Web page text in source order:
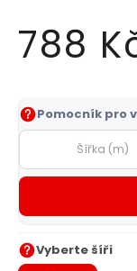
788
Měrná
cena:
Pomocník pro
Vyberte šíři